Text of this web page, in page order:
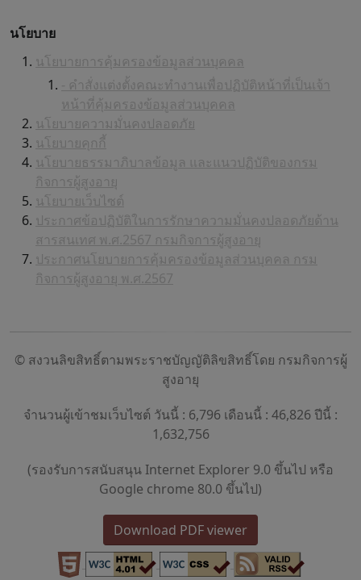
นโยบาย
นโยบายการคุ้มครองข้อมูลส่วนบุคคล
- คำสั่งแต่งตั้งคณะทำงานเพื่อปฏิบัติหน้าที่เป็นเจ้า
หน้าที่คุ้มครองข้อมูลส่วนบุคคล
นโยบายความมั่นคงปลอดภัย
นโยบายคุกกี้
นโยบายธรรมาภิบาลข้อมูล และแนวปฏิบัติของกรม
กิจการผู้สูงอายุ
นโยบายเว็บไซต์
ประกาศข้อปฏิบัติในการรักษาความมั่นคงปลอดภัยด้าน
สารสนเทศ พ.ศ.2567 กรมกิจการผู้สูงอายุ
ประกาศนโยบายการคุ้มครองข้อมูลส่วนบุคคล กรม
กิจการผู้สูงอายุ พ.ศ.2567
© สงวนลิขสิทธิ์ตามพระราชบัญญัติลิขสิทธิ์โดย กรมกิจการผู้
สูงอายุ
จำนวนผู้เข้าชมเว็บไซต์ วันนี้ : 6,796 เดือนนี้ : 46,826 ปีนี้ :
1,632,756
(รองรับการสนับสนุน Internet Explorer 9.0 ขึ้นไป หรือ
Google chrome 80.0 ขึ้นไป)
Download PDF viewer